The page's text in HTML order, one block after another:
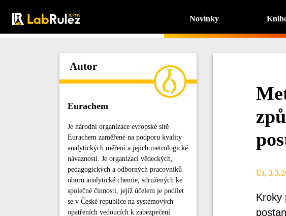
Novinky
Autor
Eurachem
Je národní organizace evropské sítě
Eurachem zaměřené na podporu kvality
analytických měření a jejich metrologické
návaznosti. Je organizací vědeckých,
pedagogických a odborných pracovníků
oboru analytické chemie, sdružených ke
společné činnosti, jejíž účelem je podílet
se v České republice na systémových
opatřeních vedoucích k zabezpečení
Út,
Kroky